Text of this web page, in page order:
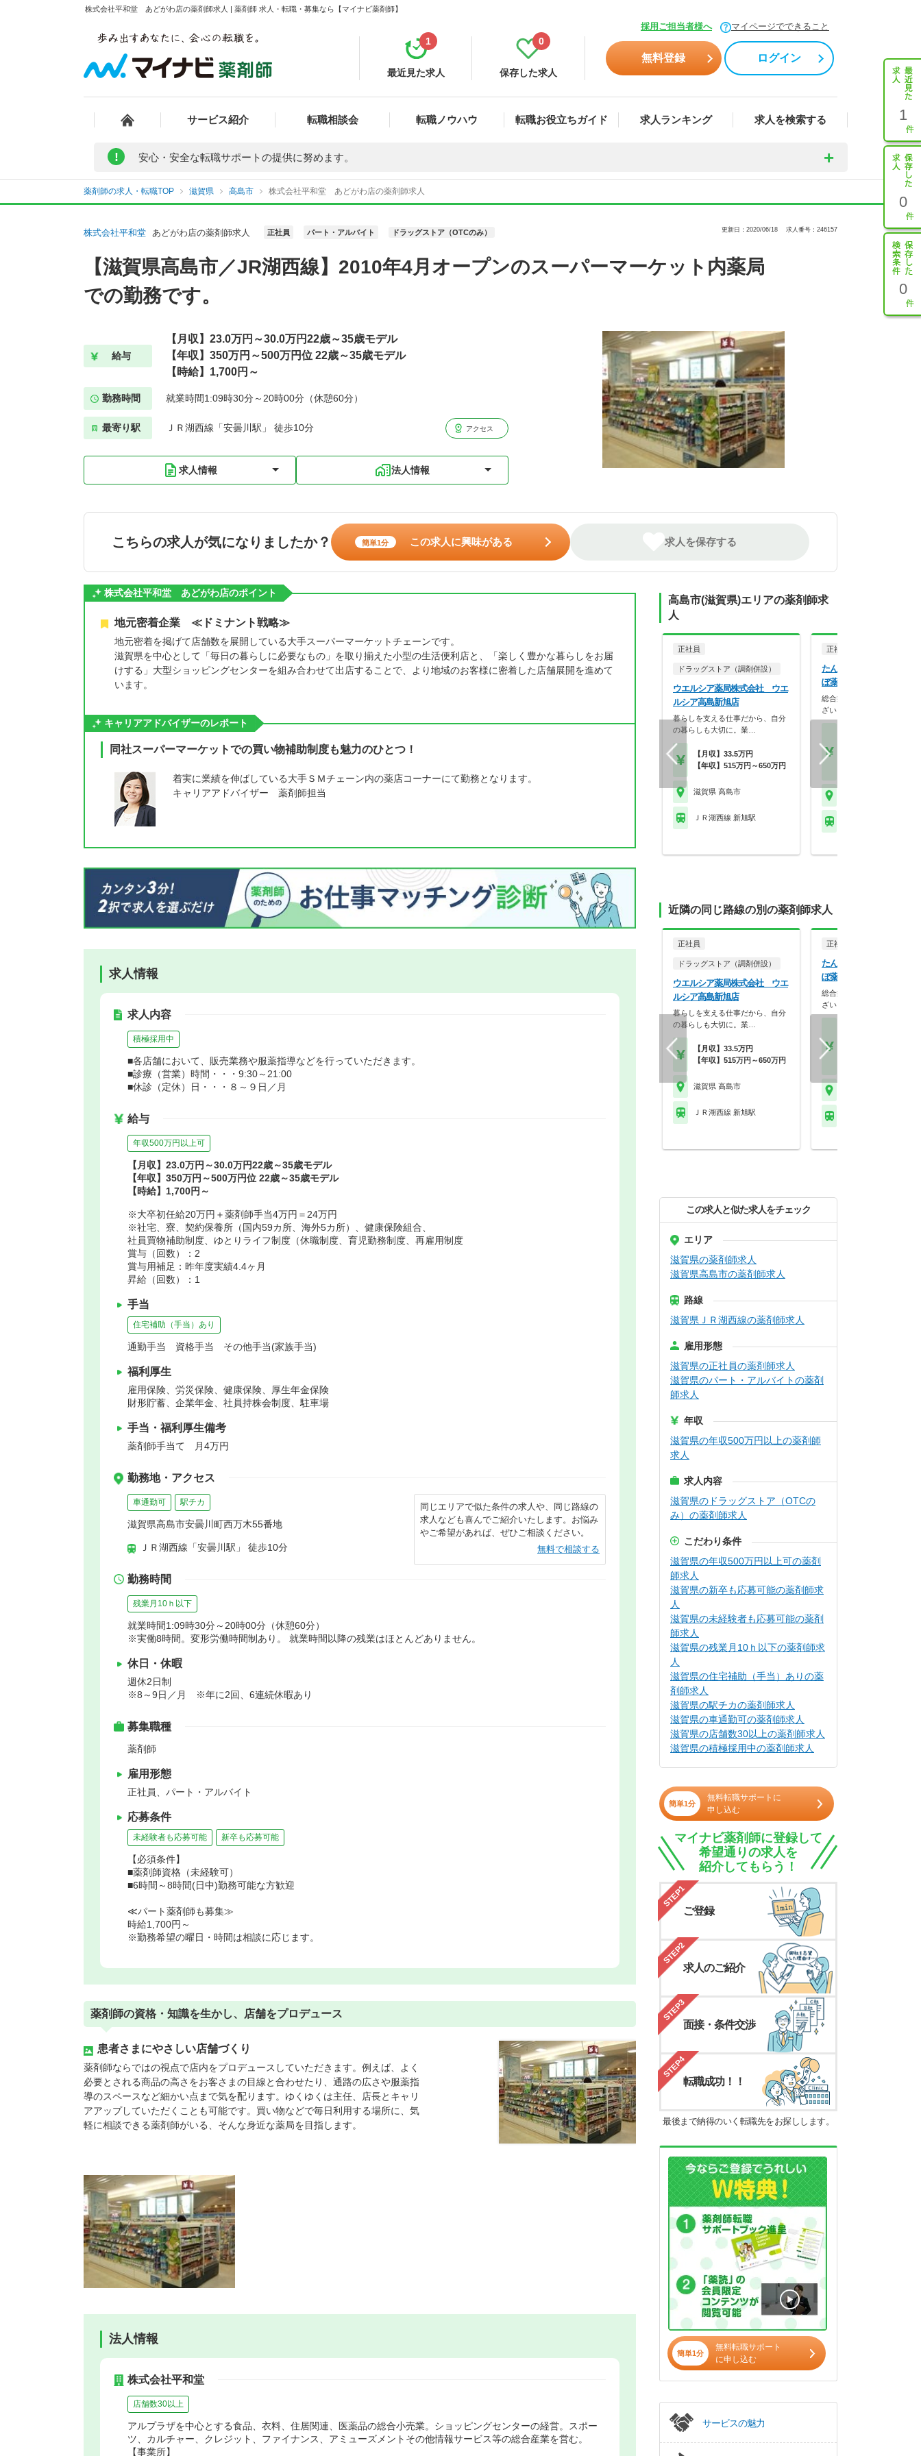
株式会社平和堂 あどがわ店の薬剤師求人 | 薬剤師 求人・転職・募集なら【マイナビ薬剤師】
採用ご担当者様へ マイページでできること
最近見た求人
1
保存した求人
0
無料登録 ログイン
サービス紹介 転職相談会 転職ノウハウ 転職お役立ちガイド 求人ランキング 求人を検索する 1
0
0
! 安心・安全な転職サポートの提供に努めます。
薬剤師の求人・転職TOP 滋賀県 高島市 株式会社平和堂 あどがわ店の薬剤師求人
株式会社平和堂 あどがわ店の薬剤師求人 正社員 パート・アルバイト ドラッグストア（OTCのみ） 更新日：2020/06/18 求人番号：246157
【滋賀県高島市／JR湖西線】2010年4月オープンのスーパーマーケット内薬局
での勤務です。
給与
【月収】23.0万円～30.0万円22歳～35歳モデル
【年収】350万円～500万円位 22歳～35歳モデル
【時給】1,700円～
勤務時間 就業時間1:09時30分～20時00分（休憩60分）
最寄り駅 ＪＲ湖西線「安曇川駅」 徒歩10分 アクセス
求人情報 法人情報
こちらの求人が気になりましたか？ 簡単1分 この求人に興味がある 求人を保存する
株式会社平和堂 あどがわ店のポイント
地元密着企業 ≪ドミナント戦略≫
地元密着を掲げて店舗数を展開している大手スーパーマーケットチェーンです。
滋賀県を中心として「毎日の暮らしに必要なもの」を取り揃えた小型の生活便利店と、「楽しく豊かな暮らしをお届
けする」大型ショッピングセンターを組み合わせて出店することで、より地域のお客様に密着した店舗展開を進めて
います。
キャリアアドバイザーのレポート
同社スーパーマーケットでの買い物補助制度も魅力のひとつ！
着実に業績を伸ばしている大手ＳＭチェーン内の薬店コーナーにて勤務となります。
キャリアアドバイザー 薬剤師担当
求人情報
求人内容
積極採用中
■各店舗において、販売業務や服薬指導などを行っていただきます。
■診療（営業）時間・・・9:30～21:00
■休診（定休）日・・・８～９日／月
給与
年収500万円以上可
【月収】23.0万円～30.0万円22歳～35歳モデル
【年収】350万円～500万円位 22歳～35歳モデル
【時給】1,700円～
※大卒初任給20万円＋薬剤師手当4万円＝24万円
※社宅、寮、契約保養所（国内59カ所、海外5カ所）、健康保険組合、
社員買物補助制度、ゆとりライフ制度（休職制度、育児勤務制度、再雇用制度
賞与（回数）：2
賞与用補足：昨年度実績4.4ヶ月
昇給（回数）：1
手当
住宅補助（手当）あり
通勤手当 資格手当 その他手当(家族手当)
福利厚生
雇用保険、労災保険、健康保険、厚生年金保険
財形貯蓄、企業年金、社員持株会制度、駐車場
手当・福利厚生備考
薬剤師手当て 月4万円
勤務地・アクセス
車通勤可 駅チカ
滋賀県高島市安曇川町西万木55番地
ＪＲ湖西線「安曇川駅」 徒歩10分
同じエリアで似た条件の求人や、同じ路線の
求人なども喜んでご紹介いたします。お悩み
やご希望があれば、ぜひご相談ください。
無料で相談する
勤務時間
残業月10ｈ以下
就業時間1:09時30分～20時00分（休憩60分）
※実働8時間。変形労働時間制あり。 就業時間以降の残業はほとんどありません。
休日・休暇
週休2日制
※8～9日／月 ※年に2回、6連続休暇あり
募集職種
薬剤師
雇用形態
正社員、パート・アルバイト
応募条件
未経験者も応募可能 新卒も応募可能
【必須条件】
■薬剤師資格（未経験可）
■6時間～8時間(日中)勤務可能な方歓迎
≪パート薬剤師も募集≫
時給1,700円～
※勤務希望の曜日・時間は相談に応じます。
薬剤師の資格・知識を生かし、店舗をプロデュース
患者さまにやさしい店舗づくり
薬剤師ならではの視点で店内をプロデュースしていただきます。例えば、よく
必要とされる商品の高さをお客さまの目線と合わせたり、通路の広さや服薬指
導のスペースなど細かい点まで気を配ります。ゆくゆくは主任、店長とキャリ
アアップしていただくことも可能です。買い物などで毎日利用する場所に、気
軽に相談できる薬剤師がいる、そんな身近な薬局を目指します。
法人情報
株式会社平和堂
店舗数30以上
アルプラザを中心とする食品、衣料、住居関連、医薬品の総合小売業。ショッピングセンターの経営。スポー
ツ、カルチャー、クレジット、ファイナンス、アミューズメントその他情報サービス等の総合産業を営む。
【事業所】
高島市(滋賀県)エリアの薬剤師求
人
正社員
ドラッグストア（調剤併設）
ウエルシア薬局株式会社 ウエ
ルシア高島新旭店
暮らしを支える仕事だから、自分
の暮らしも大切に。業…
【月収】33.5万円
【年収】515万円～650万円
滋賀県 高島市
ＪＲ湖西線 新旭駅
正社員
たんぽぽ薬局株式会社
ぽ薬局高島店
総合病院の門前薬局での求人
ざいます！
近隣の同じ路線の別の薬剤師求人
正社員
ドラッグストア（調剤併設）
ウエルシア薬局株式会社 ウエ
ルシア高島新旭店
暮らしを支える仕事だから、自分
の暮らしも大切に。業…
【月収】33.5万円
【年収】515万円～650万円
滋賀県 高島市
ＪＲ湖西線 新旭駅
正社員
たんぽぽ薬局株式会社
ぽ薬局高島店
総合病院の門前薬局での求人
ざいます！
この求人と似た求人をチェック
エリア
滋賀県の薬剤師求人
滋賀県高島市の薬剤師求人
路線
滋賀県ＪＲ湖西線の薬剤師求人
雇用形態
滋賀県の正社員の薬剤師求人
滋賀県のパート・アルバイトの薬剤
師求人
年収
滋賀県の年収500万円以上の薬剤師
求人
求人内容
滋賀県のドラッグストア（OTCの
み）の薬剤師求人
こだわり条件
滋賀県の年収500万円以上可の薬剤
師求人
滋賀県の新卒も応募可能の薬剤師求
人
滋賀県の未経験者も応募可能の薬剤
師求人
滋賀県の残業月10ｈ以下の薬剤師求
人
滋賀県の住宅補助（手当）ありの薬
剤師求人
滋賀県の駅チカの薬剤師求人
滋賀県の車通勤可の薬剤師求人
滋賀県の店舗数30以上の薬剤師求人
滋賀県の積極採用中の薬剤師求人
簡単1分
無料転職サポートに
申し込む
マイナビ薬剤師に登録して
希望通りの求人を
紹介してもらう！
STEP1
ご登録
STEP2
求人のご紹介
STEP3
面接・条件交渉
STEP4
転職成功！！
最後まで納得のいく転職先をお探しします。
簡単1分
無料転職サポート
に申し込む
サービスの魅力